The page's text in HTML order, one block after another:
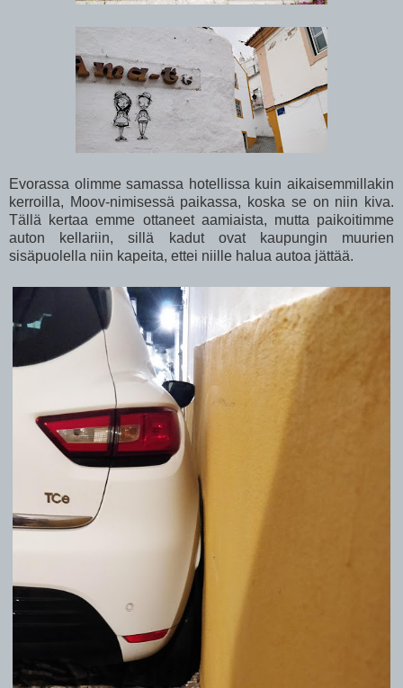
Evorassa olimme samassa hotellissa kuin aikaisemmillakin
kerroilla, Moov-nimisessä paikassa, koska se on niin kiva.
Tällä kertaa emme ottaneet aamiaista, mutta paikoitimme
auton kellariin, sillä kadut ovat kaupungin muurien
sisäpuolella niin kapeita, ettei niille halua autoa jättää.